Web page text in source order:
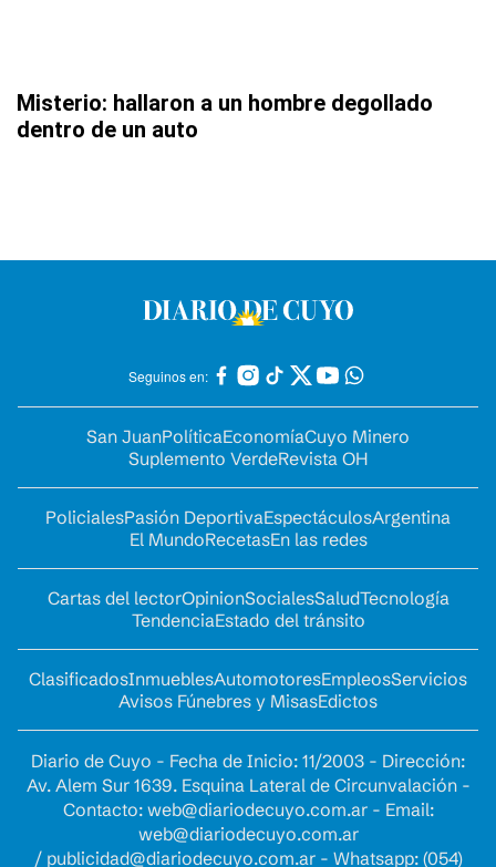
Misterio: hallaron a un hombre degollado
dentro de un auto
Seguinos en:
San JuanPolíticaEconomíaCuyo Minero
Suplemento VerdeRevista OH
PolicialesPasión DeportivaEspectáculosArgentina
El MundoRecetasEn las redes
Cartas del lectorOpinionSocialesSaludTecnología
TendenciaEstado del tránsito
ClasificadosInmueblesAutomotoresEmpleosServicios
Avisos Fúnebres y MisasEdictos
Diario de Cuyo - Fecha de Inicio: 11/2003 - Dirección:
Av. Alem Sur 1639. Esquina Lateral de Circunvalación -
Contacto: web@diariodecuyo.com.ar- Email:
web@diariodecuyo.com.ar
/ publicidad@diariodecuyo.com.ar- Whatsapp: (054)